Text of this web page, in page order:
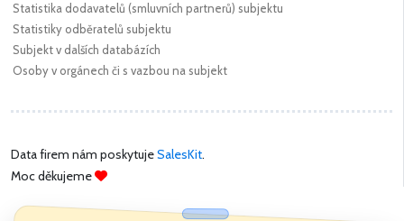
Statistika dodavatelů (smluvních partnerů) subjektu
Statistiky odběratelů subjektu
Subjekt v dalších databázích
Osoby v orgánech či s vazbou na subjekt
Data firem nám poskytujeSalesKit.
Moc děkujeme